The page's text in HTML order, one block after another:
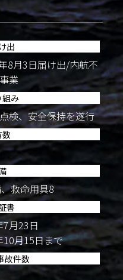
出
8月3日届け出/内航不
業
組み
検、安全保持を遂行
救命用具8
書
月23日
月15日まで
故件数